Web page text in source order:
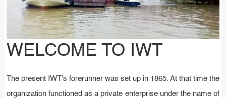
WELCOME TO IWT
The present IWT's forerunner was set up in 1865. At that time the
organization functioned as a private enterprise under the name of
WELCOME TO IWT
The present IWT's forerunner was set up in 1865. At that time the
organization functioned as a private enterprise under the name of
WELCOME TO IWT
The present IWT's forerunner was set up in 1865. At that time the
organization functioned as a private enterprise under the name of